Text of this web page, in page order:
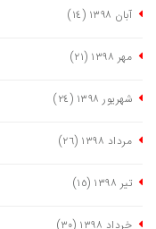
آبان ١٣٩٨ (١٤)
مهر ١٣٩٨ (٢١)
شهریور ١٣٩٨ (٢٤)
مرداد ١٣٩٨ (٢٦)
تیر ١٣٩٨ (١٥)
خرداد ١٣٩٨ (٣٠)